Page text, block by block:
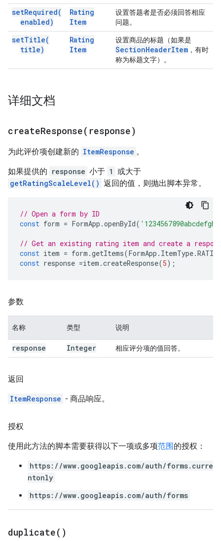
setRequired(
enabled)
Rating
Item
设置答题者是否必须回答相应
问题。
setTitle(
title)
Rating
Item
设置商品的标题（如果是
SectionHeaderItem ，有时
称为标题文字）。
详细文档
createResponse( response)
为此评价项创建新的 ItemResponse 。
如果提供的 response 小于 1 或大于
getRatingScaleLevel() 返回的值，则抛出脚本异常。
// Open a form by ID
const form = FormApp .openById(
// Get an existing rating item and create a
const item = form .getItems(FormApp . ItemType.
const response =item .createResponse(5);
参数
名称 类型 说明
response Integer 相应评分项的值回答。
返回
ItemResponse - 商品响应。
授权
使用此方法的脚本需要获得以下一项或多项范围的授权：
https://www.googleapis.com/auth/forms.curre
ntonly
https://www.googleapis.com/auth/forms
duplicate( )